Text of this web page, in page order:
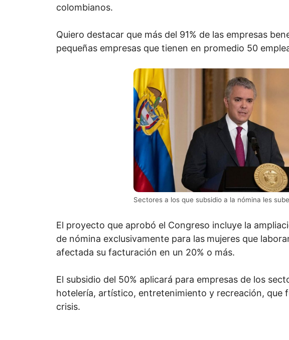
colombianos.
Quiero destacar que más del 91% de las empresas
pequeñas empresas que tienen en promedio 50
Sectores a los que subsidio a la nómina les
El proyecto que aprobó el Congreso incluye la
de nómina exclusivamente para las mujeres que
afectada su facturación en un 20% o más.
El subsidio del 50% aplicará para empresas de los
hotelería, artístico, entretenimiento y recreación, que
crisis.